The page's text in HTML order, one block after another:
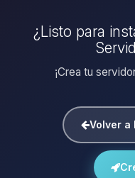
¿Listo para
¡Crea tu
Volver a